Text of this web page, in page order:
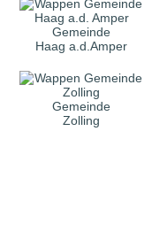
Gemeinde
Haag a.d.Amper
Gemeinde
Zolling